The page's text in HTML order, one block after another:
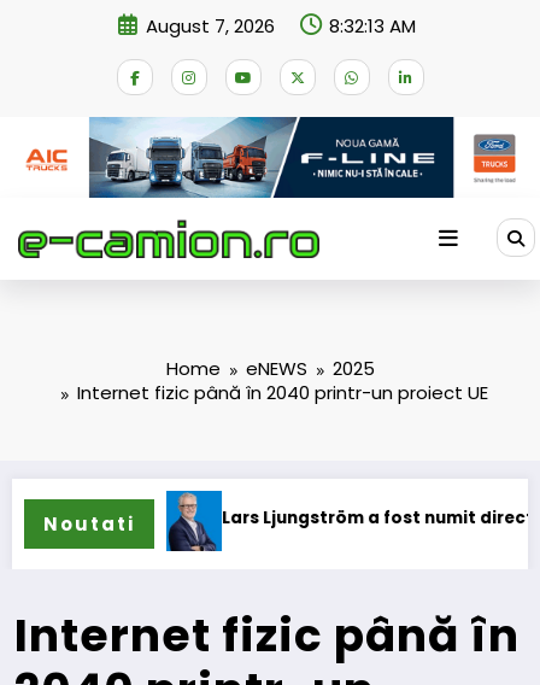
August 7, 2026 8:32:14 AM
Home eNEWS
2025
Internet fizic până în 2040 printr-un proiect UE
Noutati
Lars Ljungström a fost numit director general (CFO)
Internet fizic până în